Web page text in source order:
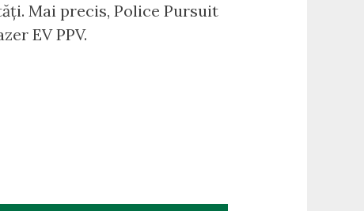
Mai precis, Police Pursuit
EV PPV.